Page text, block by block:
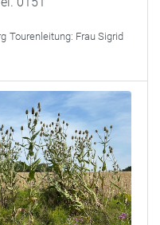
Tourenleitung: Frau Sigrid